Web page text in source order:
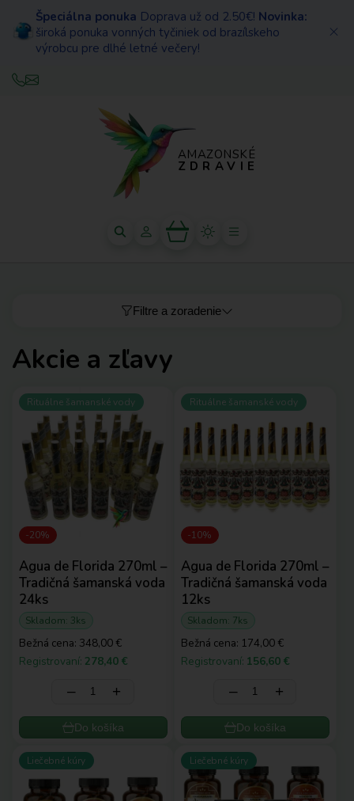
Špeciálna ponuka Doprava už od 2.50€! Novinka:
široká ponuka vonných tyčiniek od brazílskeho
výrobcu pre dlhé letné večery!
AMAZONSKÉ
ZDRAVIE
Filtre a zoradenie
Akcie a zľavy
Rituálne šamanské vody
-20%
Agua de Florida 270ml –
Tradičná šamanská voda
24ks
Skladom: 3ks
Bežná cena: 348,00 €
Registrovaní: 278,40 €
‒ +
Do košíka
Rituálne šamanské vody
-10%
Agua de Florida 270ml –
Tradičná šamanská voda
12ks
Skladom: 7ks
Bežná cena: 174,00 €
Registrovaní: 156,60 €
‒ +
Do košíka
Liečebné kúry Liečebné kúry